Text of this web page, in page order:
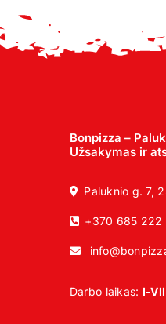
Bonpizza –
Užsakymas ir
Paluknio g. 7,
+370 685 222
Darbo laikas: I-